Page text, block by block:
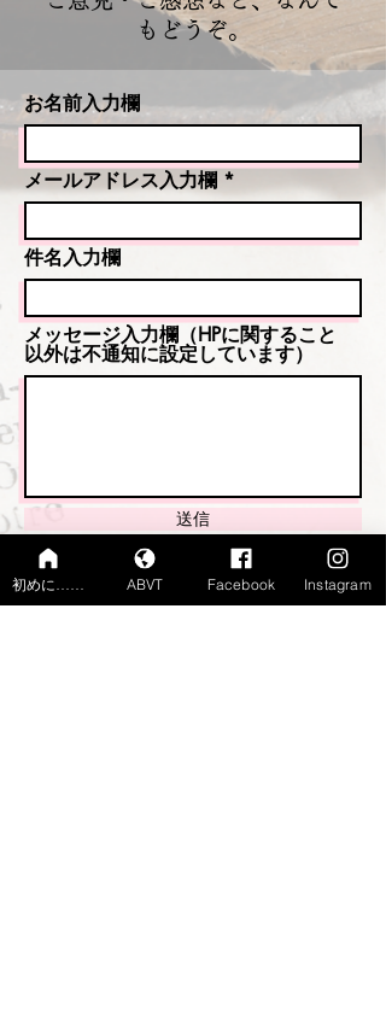
もどうぞ。
お名前入力欄
メールアドレス入力欄
件名入力欄
メッセージ入力欄（HPに関すること
以外は不通知に設定しています）
送信
初めに…… ABVT Facebook Instagram